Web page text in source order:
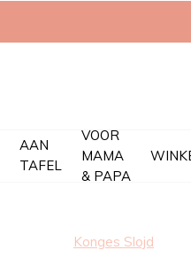
AAN
TAFEL
VOOR
MAMA
& PAPA
Konges Slojd